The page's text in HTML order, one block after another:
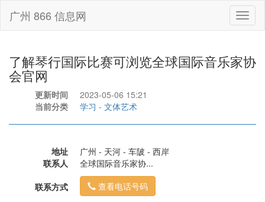
广州 866 信息网
了解琴行国际比赛可浏览全球国际音乐家协
会官网
更新时间
2023-05-06 15:21
当前分类
学习 - 文体艺术
地址
广州 - 天河 - 车陂 - 西岸
联系人
全球国际音乐家协...
联系方式
查看电话号码